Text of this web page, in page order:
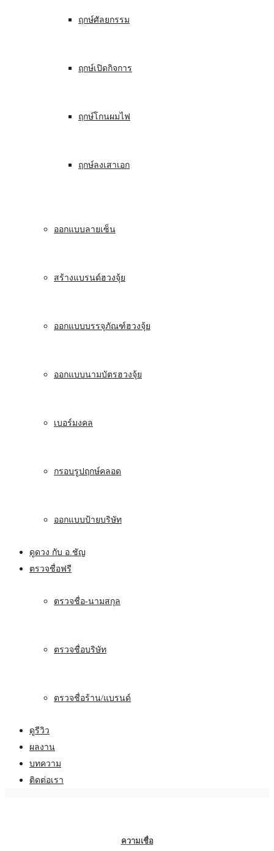
ฤกษ์ศัลยกรรม
ฤกษ์เปิดกิจการ
ฤกษ์โกนผมไฟ
ฤกษ์ลงเสาเอก
ออกแบบลายเซ็น
สร้างแบรนด์ฮวงจุ้ย
ออกแบบบรรจุภัณฑ์ฮวงจุ้ย
ออกแบบนามบัตรฮวงจุ้ย
เบอร์มงคล
กรอบรูปฤกษ์คลอด
ออกแบบป้ายบริษัท
ดูดวง กับ อ.ชัญ
ตรวจชื่อฟรี
ตรวจชื่อ-นามสกุล
ตรวจชื่อบริษัท
ตรวจชื่อร้าน/แบรนด์
ดูรีวิว
ผลงาน
บทความ
ติดต่อเรา
ความเชื่อ